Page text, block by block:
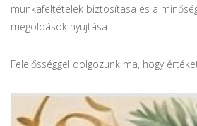
munkafeltételek biztosítása és a
megoldások nyújtása.
Felelősséggel dolgozunk ma, hogy